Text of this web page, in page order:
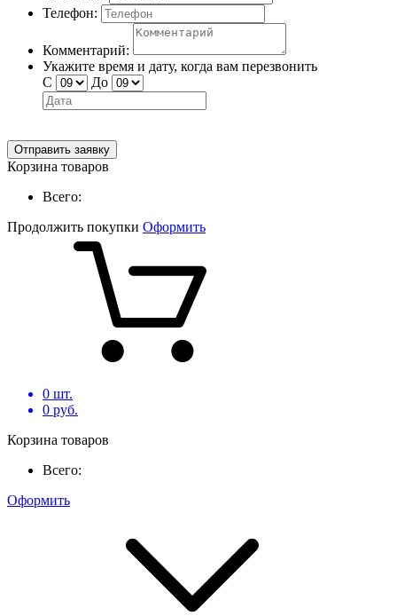
Телефон:
Комментарий:
Укажите время и дату, когда вам перезвонить
С
До
Отправить заявку
Корзина товаров
Всего:
Продолжить покупки Оформить
0 шт.
0 руб.
Корзина товаров
Всего:
Оформить